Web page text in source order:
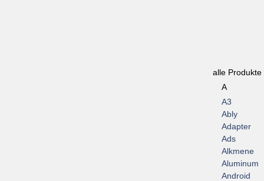
alle
A
A3
Ably
Adapter
Ads
Alkmene
Aluminum
Android